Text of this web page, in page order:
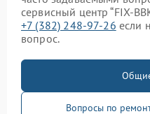
сервисный центр “FIX-
+7 (382) 248-97-26 если
вопрос.
Вопросы по